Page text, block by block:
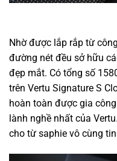
Nhờ được lắp rắp từ
đường nét đều sở hữu
đẹp mắt. Có tổng số
trên Vertu Signature S
hoàn toàn được gia
lành nghề nhất của
cho từ saphie vô cùng